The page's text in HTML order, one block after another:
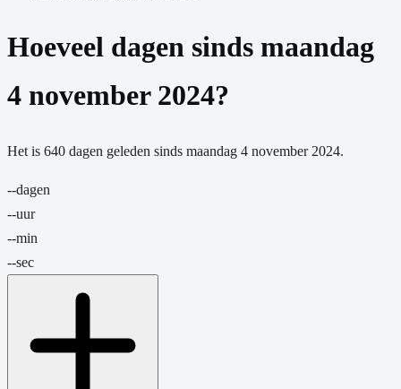
Hoeveel dagen sinds maandag
4 november 2024?
Het is 640 dagen geleden sinds maandag 4 november 2024.
--dagen
--uur
--min
--sec